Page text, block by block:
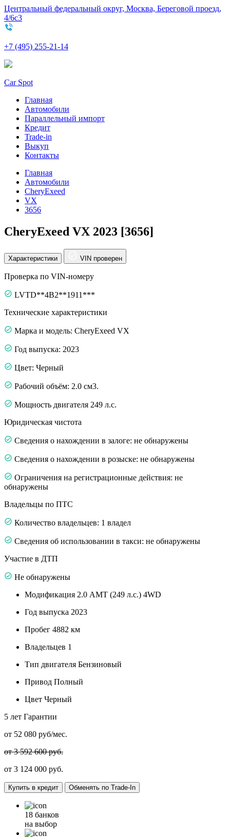
Центральный федеральный округ, Москва, Береговой проезд,
4/6с3
+7 (495) 255-21-14
Car Spot
Главная
Автомобили
Параллельный импорт
Кредит
Trade-in
Выкуп
Контакты
Главная
Автомобили
CheryExeed
VX
3656
CheryExeed VX 2023 [3656]
Характеристики VIN проверен
Проверка по VIN-номеру
LVTD**4B2**1911***
Технические характеристики
Марка и модель: CheryExeed VX
Год выпуска: 2023
Цвет: Черный
Рабочий объём: 2.0 см3.
Мощность двигателя 249 л.с.
Юридическая чистота
Сведения о нахождении в залоге: не обнаружены
Сведения о нахождении в розыске: не обнаружены
Ограничения на регистрационные действия: не
обнаружены
Владельцы по ПТС
Количество владельцев: 1 владел
Сведения об использовании в такси: не обнаружены
Участие в ДТП
Не обнаружены
Модификация 2.0 AMT (249 л.с.) 4WD
Год выпуска 2023
Пробег 4882 км
Владельцев 1
Тип двигателя Бензиновый
Привод Полный
Цвет Черный
5 лет Гарантии
от 52 080 руб/мес.
от 3 592 600 руб.
от 3 124 000 руб.
Купить в кредит Обменять по Trade-In
18 банков
на выбор